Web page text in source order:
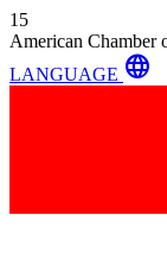
15
American Chamber
LANGUAGE language